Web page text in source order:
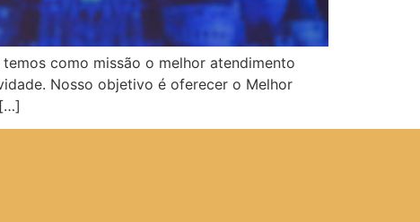
como missão o melhor atendimento
Nosso objetivo é oferecer o Melhor